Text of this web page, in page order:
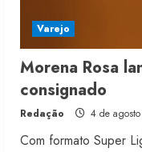
Varejo
Morena Rosa
consignado
Redação 4 de
Com formato Super